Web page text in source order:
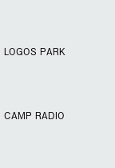
LOGOS PARK
CAMP RADIO